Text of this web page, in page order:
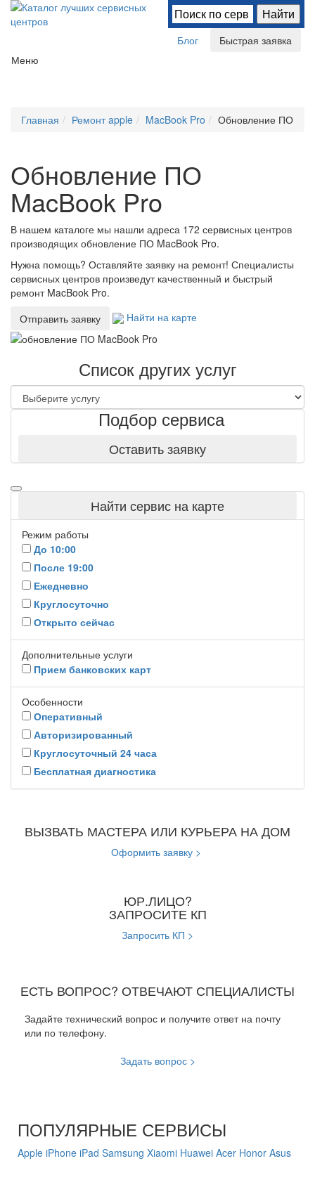
Блог
Быстрая заявка
Меню
Главная Ремонт apple MacBook Pro Обновление ПО
Обновление ПО
MacBook Pro
В нашем каталоге мы нашли адреса 172 сервисных центров
производящих обновление ПО MacBook Pro.
Нужна помощь? Оставляйте заявку на ремонт! Специалисты
сервисных центров произведут качественный и быстрый
ремонт MacBook Pro.
Отправить заявку
Найти на карте
Список других услуг
Подбор сервиса
Оставить заявку
Найти сервис на карте
Режим работы
До 10:00
После 19:00
Ежедневно
Круглосуточно
Открыто сейчас
Дополнительные услуги
Прием банковских карт
Особенности
Оперативный
Авторизированный
Круглосуточный 24 часа
Бесплатная диагностика
ВЫЗВАТЬ МАСТЕРА ИЛИ КУРЬЕРА НА ДОМ
Оформить заявку >
ЮР.ЛИЦО?
ЗАПРОСИТЕ КП
Запросить КП >
ЕСТЬ ВОПРОС? ОТВЕЧАЮТ СПЕЦИАЛИСТЫ
Задайте технический вопрос и получите ответ на почту
или по телефону.
Задать вопрос >
ПОПУЛЯРНЫЕ СЕРВИСЫ
Apple iPhone iPad Samsung Xiaomi Huawei Acer Honor Asus